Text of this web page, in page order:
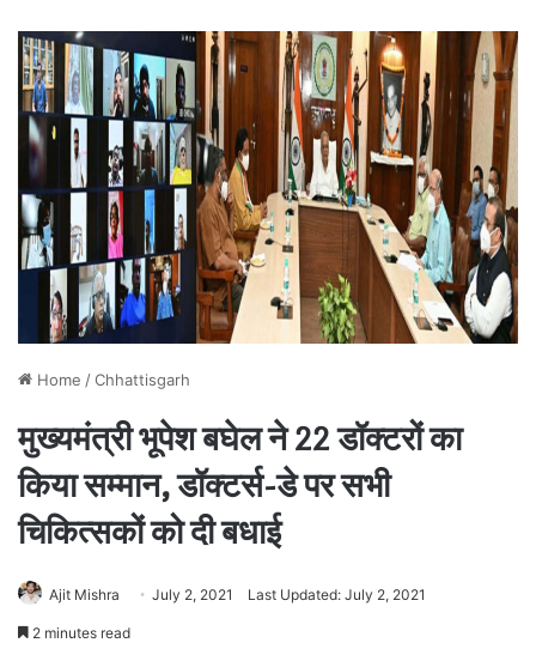
Home /Chhattisgarh
मुख्यमंत्री भूपेश बघेल ने 22 डॉक्टरों का
किया सम्मान, डॉक्टर्स-डे पर सभी
चिकित्सकों को दी बधाई
Ajit Mishra July 2, 2021 Last Updated: July 2, 2021
2 minutes read